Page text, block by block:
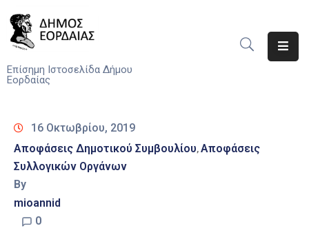
Επίσημη Ιστοσελίδα Δήμου
Εορδαίας
Υπηρεσίες
Του
Δήμου
16 Οκτωβρίου, 2019
Αποφάσεις Δημοτικού Συμβουλίου‚Αποφάσεις
Συλλογικών Οργάνων
By
mioannid
0